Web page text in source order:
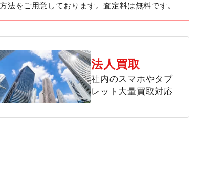
をご用意しております。査定料は無料です。
法人買取
社内のスマホやタブ
レット大量買取対応